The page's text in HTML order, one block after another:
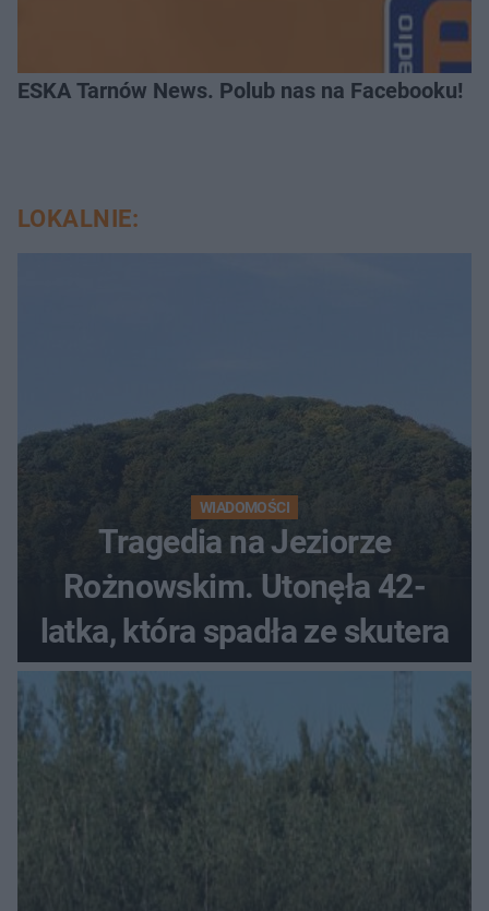
ESKA Tarnów News. Polub nas na Facebooku!
LOKALNIE:
WIADOMOŚCI
Tragedia na Jeziorze
Rożnowskim. Utonęła 42-
latka, która spadła ze skutera